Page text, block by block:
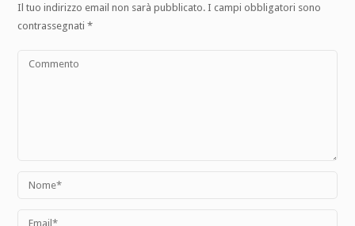
Il tuo indirizzo email non sarà pubblicato. I campi obbligatori sono
contrassegnati*